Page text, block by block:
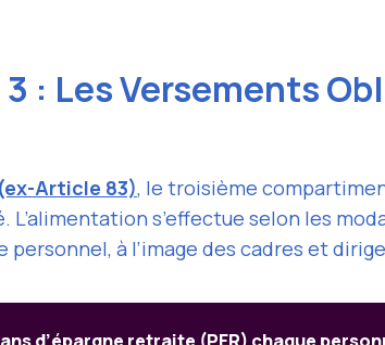
: Les Versements
Article 83), le troisième
s’effectue selon les
à l’image des cadres et